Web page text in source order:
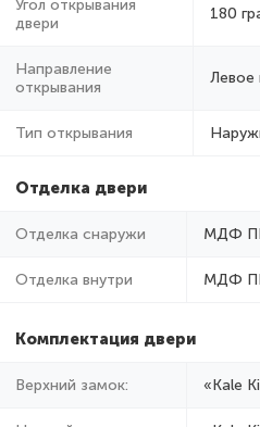
Угол открывания
двери
180
Направление
открывания
Левое
Тип открывания
Отделка двери
Отделка снаружи МДФ
Отделка внутри МДФ
Комплектация двери
Верхний замок: «Kale